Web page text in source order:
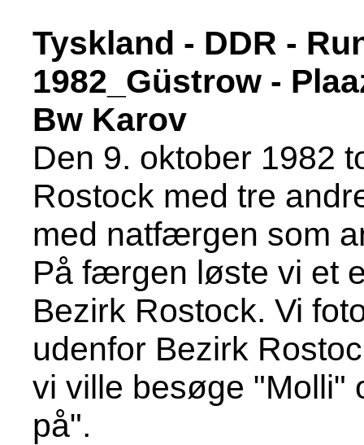
Tyskland - DDR -
1982_Güstrow -
Bw Karov
Den 9. oktober 1982
Rostock med tre
med natfærgen som
På færgen løste vi et
Bezirk Rostock. Vi
udenfor Bezirk
vi ville besøge "Molli"
på".